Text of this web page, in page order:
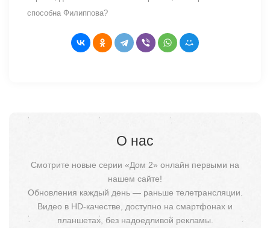
способна Филиппова?
О нас
Смотрите новые серии «Дом 2» онлайн первыми на
нашем сайте!
Обновления каждый день — раньше телетрансляции.
Видео в HD-качестве, доступно на смартфонах и
планшетах, без надоедливой рекламы.